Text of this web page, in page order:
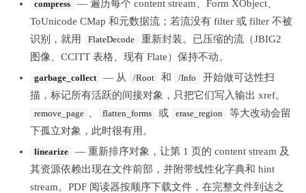
compress
— 遍历每个 content stream、Form XObject、
ToUnicode CMap 和元数据流；若流没有 filter 或 filter 不被
识别，就用
FlateDecode
重新封装。已压缩的流（JBIG2
图像、CCITT 表格、现有 Flate）保持不动。
garbage_collect — 从 /Root 和 /Info
开始做可达性扫
描，标记所有活跃的间接对象，只把它们写入输出 xref。
remove_page flatten_forms 或 erase_region
等大改动会留
下孤立对象，此时很有用。
linearize
— 重新排序对象，让第 1 页的 content stream 及
其资源依赖出现在文件前部，并附带线性化字典和 hint
stream。PDF 阅读器按顺序下载文件，在完整文件到达之